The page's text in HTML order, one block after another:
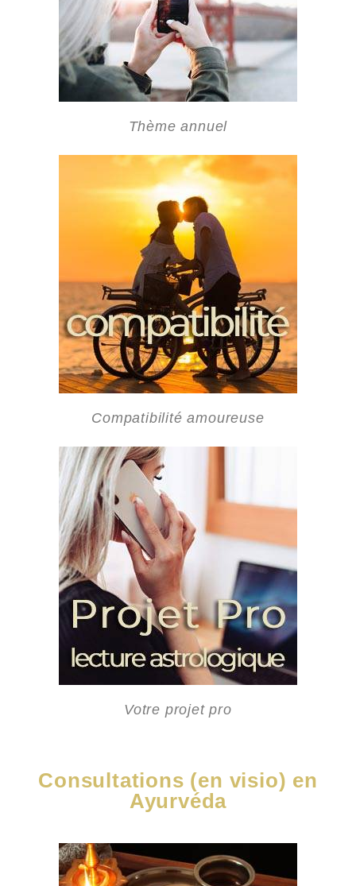
Thème annuel
Compatibilité amoureuse
Votre projet pro
Consultations (en visio) en
Ayurvéda